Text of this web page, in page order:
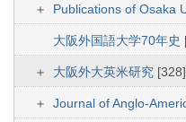
Publications of Osaka
大阪外国語大学70年史
大阪外大英米研究 [328]
Journal of Anglo-